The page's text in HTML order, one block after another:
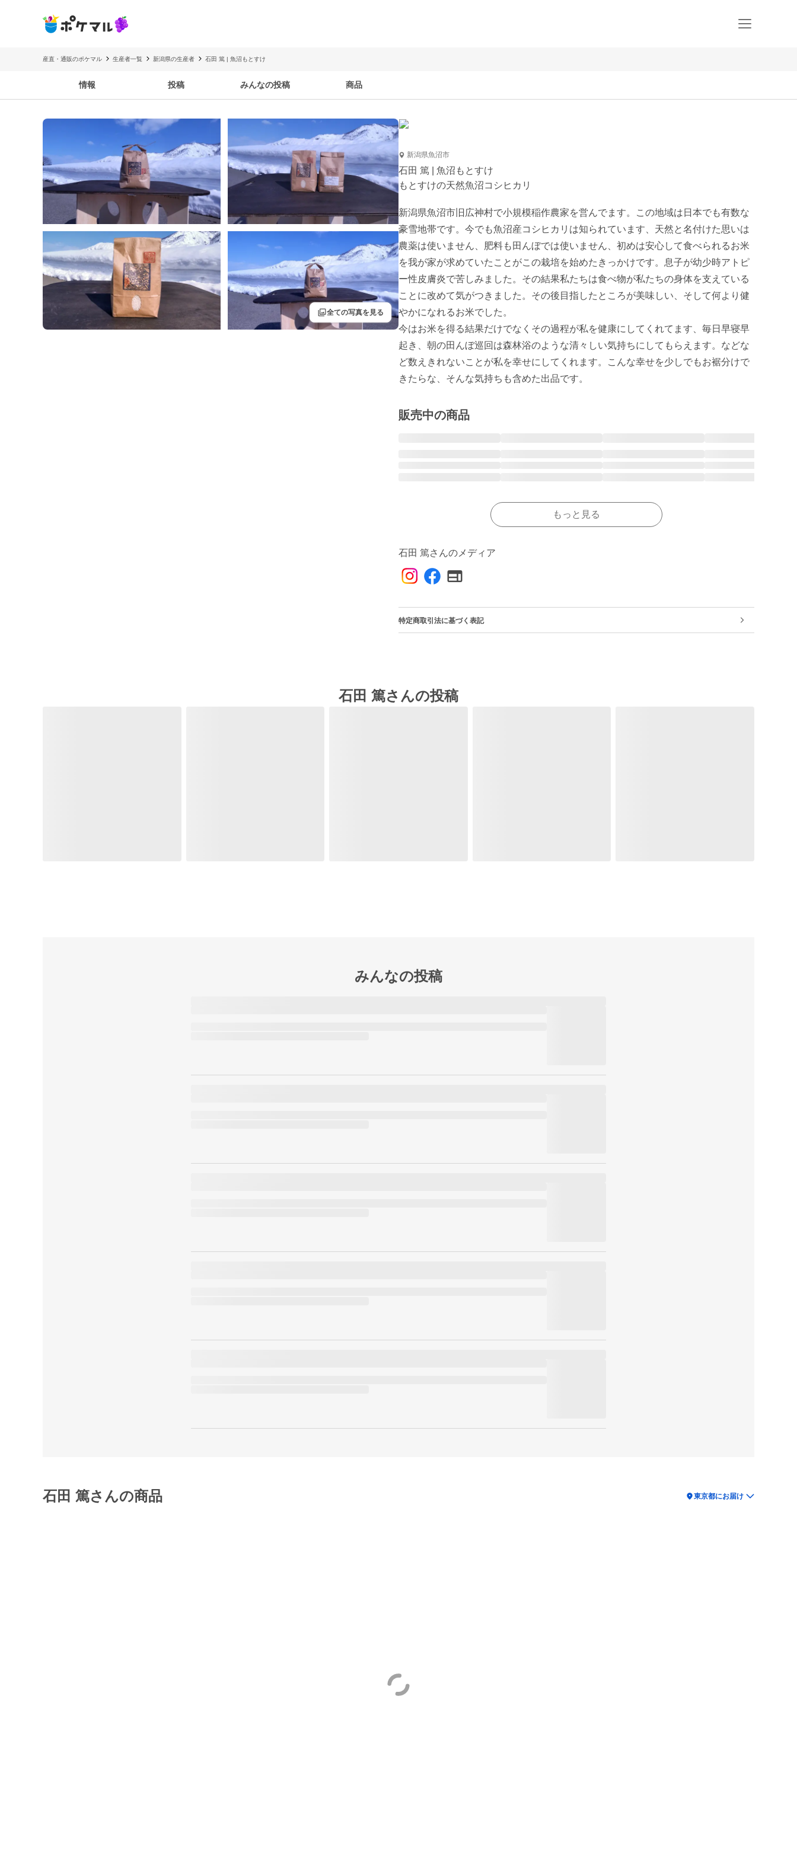
産直・通販のポケマル 生産者一覧 新潟県の生産者 石田 篤 | 魚沼もとすけ
情報 投稿 みんなの投稿 商品
filter全ての写真を見る
新潟県魚沼市
石田 篤 | 魚沼もとすけ
もとすけの天然魚沼コシヒカリ
新潟県魚沼市旧広神村で小規模稲作農家を営んでます。この地域は日本でも有数な
豪雪地帯です。今でも魚沼産コシヒカリは知られています、天然と名付けた思いは
農薬は使いません、肥料も田んぼでは使いません、初めは安心して食べられるお米
を我が家が求めていたことがこの栽培を始めたきっかけです。息子が幼少時アトピ
ー性皮膚炎で苦しみました。その結果私たちは食べ物が私たちの身体を支えている
ことに改めて気がつきました。その後目指したところが美味しい、そして何より健
やかになれるお米でした。
今はお米を得る結果だけでなくその過程が私を健康にしてくれてます、毎日早寝早
起き、朝の田んぼ巡回は森林浴のような清々しい気持ちにしてもらえます。などな
ど数えきれないことが私を幸せにしてくれます。こんな幸せを少しでもお裾分けで
きたらな、そんな気持ちも含めた出品です。
販売中の商品
もっと見る
石田 篤さんのメディア
特定商取引法に基づく表記
石田 篤さんの投稿
みんなの投稿
石田 篤さんの商品 location_on東京都にお届け